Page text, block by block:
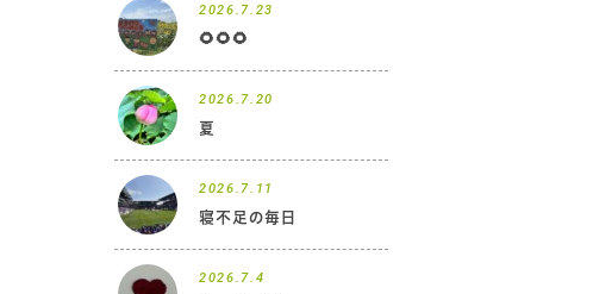
2026.7.23
🌻🌻🌻
2026.7.20
夏
2026.7.11
寝不足の毎日
2026.7.4